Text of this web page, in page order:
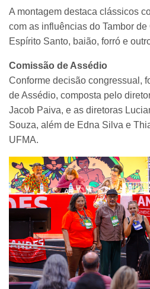
A montagem destaca clássicos
com as influências do Tambor
Espírito Santo, baião, forró e
Comissão de Assédio
Conforme decisão congressual,
de Assédio, composta pelo
Jacob Paiva, e as diretoras
Souza, além de Edna Silva e
UFMA.